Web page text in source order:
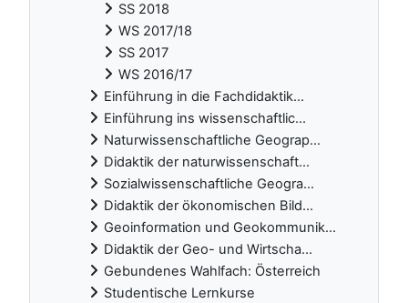
SS 2018
WS 2017/18
SS 2017
WS 2016/17
Einführung in die Fachdidaktik...
Einführung ins wissenschaftlic...
Naturwissenschaftliche Geograp...
Didaktik der naturwissenschaft...
Sozialwissenschaftliche Geogra...
Didaktik der ökonomischen Bild...
Geoinformation und Geokommunik...
Didaktik der Geo- und Wirtscha...
Gebundenes Wahlfach: Österreich
Studentische Lernkurse